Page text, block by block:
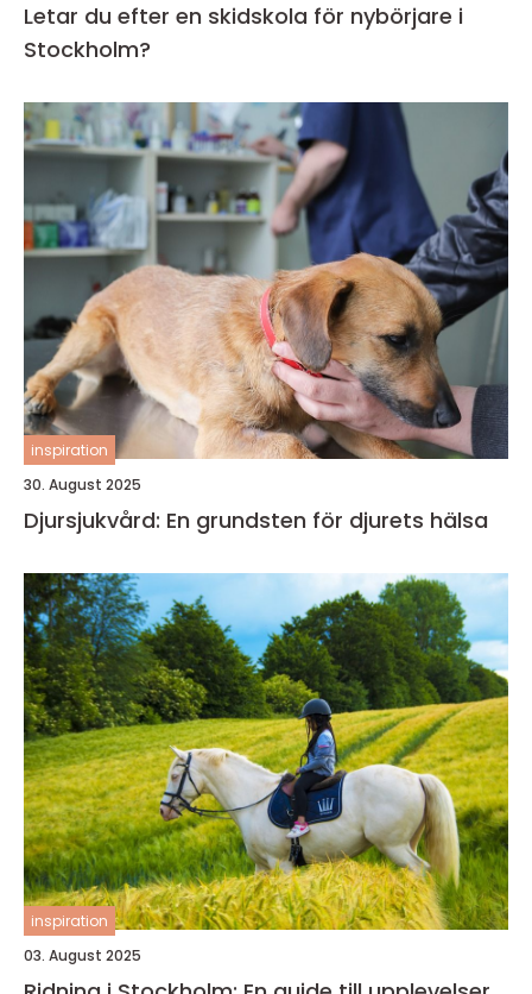
Letar du efter en skidskola för nybörjare i
Stockholm?
inspiration
30. August 2025
Djursjukvård: En grundsten för djurets hälsa
inspiration
03. August 2025